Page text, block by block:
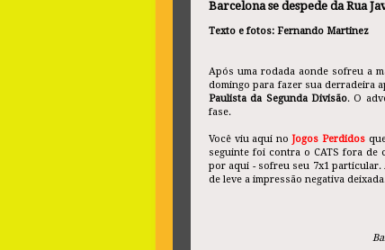
Barcelona se despede da Rua
Texto e fotos: Fernando Martinez
Após uma rodada aonde sofreu a
domingo para fazer sua derradeira
Paulista da Segunda Divisão. O
fase.
Você viu aqui no Jogos Perdidos
seguinte foi contra o CATS fora de
por aqui - sofreu seu 7x1 particular.
de leve a impressão negativa